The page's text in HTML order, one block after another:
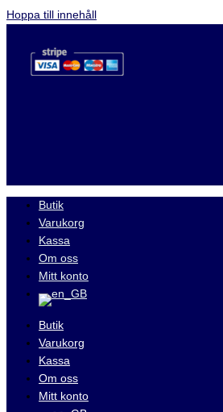
Hoppa till innehåll
Butik
Varukorg
Kassa
Om oss
Mitt konto
Butik
Varukorg
Kassa
Om oss
Mitt konto